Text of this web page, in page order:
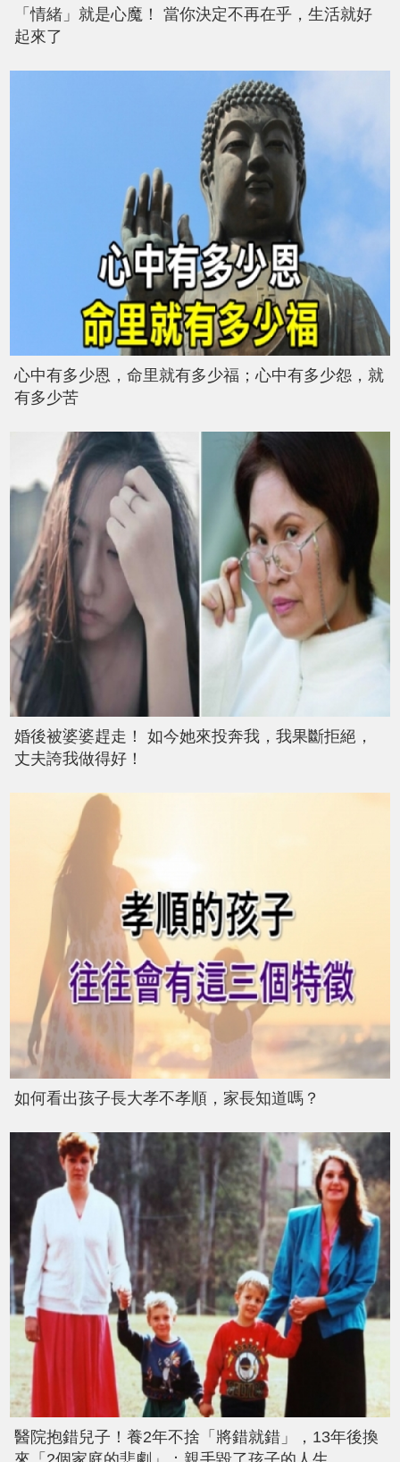
「情緒」就是心魔！ 當你決定不再在乎，生活就好
起來了
心中有多少恩，命里就有多少福；心中有多少怨，就
有多少苦
婚後被婆婆趕走！ 如今她來投奔我，我果斷拒絕，
丈夫誇我做得好！
如何看出孩子長大孝不孝順，家長知道嗎？
醫院抱錯兒子！養2年不捨「將錯就錯」，13年後換